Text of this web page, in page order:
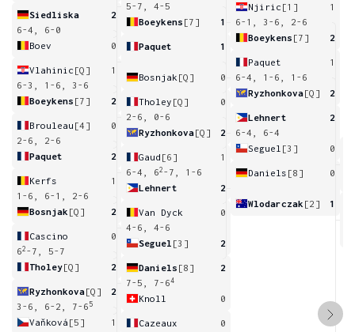
Siedliska
2
6-4, 6-0
Boev
0
Vlahinic [Q]
1
6-3, 1-6, 3-6
Boeykens [7] 2
Brouleau [4]
0
2-6, 2-6
Paquet
2
Kerfs
1
1-6, 6-1, 2-6
Bosnjak [Q] 2
Cascino
0
62 -7, 5-7
Tholey[Q] 2
Ryzhonkova[Q]
2
3-6, 6-2, 7-6 5
Vaňková [5] 1
5-7, 4-5
Boeykens [7] 1
Paquet 1
Bosnjak [Q] 0
Tholey [Q]
0
2-6, 0-6
Ryzhonkova[Q] 2
Gaud [6]
1
6-4, 62 -7, 1-6
Lehnert
2
Van Dyck
0
4-6, 4-6
Seguel [3] 2
Daniels [8]
2
7-5, 7-64
Knoll 0
Cazeaux
0
Njiric [1]
1
6-1, 3-6, 2-6
Boeykens [7] 2
Paquet
1
6-4, 1-6, 1-6
Ryzhonkova[Q] 2
Lehnert
2
6-4, 6-4
Seguel [3] 0
Daniels [8] 0
Wlodarczak [2] 1